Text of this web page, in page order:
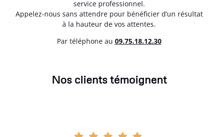
service professionnel.
Appelez-nous sans attendre pour bénéficier d’un résultat
à la hauteur de vos attentes.
Par téléphone au 09.75.18.12.30
Nos clients témoignent